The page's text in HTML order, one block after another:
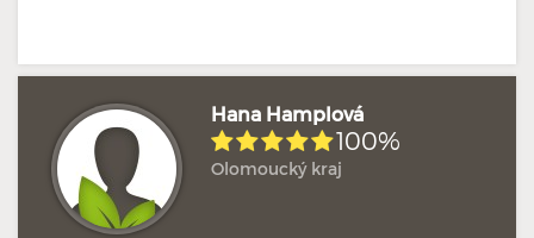
Hana Hamplová
100%
Olomoucký kraj
Hodnoceno: 1×